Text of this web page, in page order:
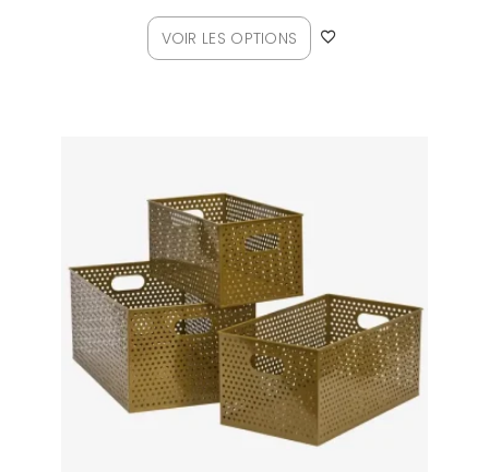
VOIR LES OPTIONS